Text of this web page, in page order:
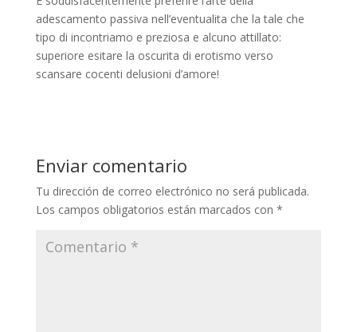
adescamento passiva nell’eventualita che la tale che
tipo di incontriamo e preziosa e alcuno attillato:
superiore esitare la oscurita di erotismo verso
scansare cocenti delusioni d’amore!
Enviar comentario
Tu dirección de correo electrónico no será publicada.
Los campos obligatorios están marcados con *